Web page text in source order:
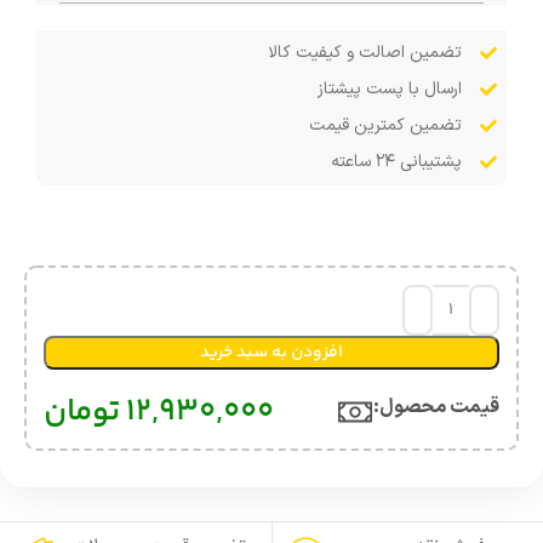
تضمین اصالت و کیفیت کالا
ارسال با پست پیشتاز
تضمین کمترین قیمت
پشتیبانی ۲۴ ساعته
افزودن به سبد خرید
قیمت محصول:​ 12,930,000تومان